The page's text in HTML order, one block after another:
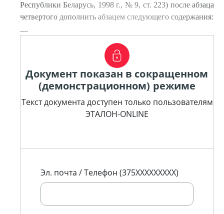
Республики Беларусь, 1998 г., № 9, ст. 223) после абзаца
четвертого дополнить абзацем следующего содержания:
....
Документ показан в сокращенном
(демонстрационном) режиме
Текст документа доступен только пользователям
ЭТАЛОН-ONLINE
Эл. почта / Телефон (375XXXXXXXXX)